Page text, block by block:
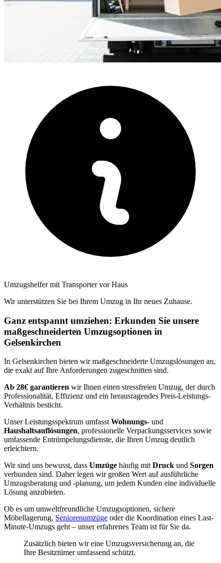
Umzugshelfer mit Transporter vor Haus
Wir unterstützen Sie bei Ihrem Umzug in Ihr neues Zuhause.
Ganz entspannt umziehen: Erkunden Sie unsere
maßgeschneiderten Umzugsoptionen in
Gelsenkirchen
In Gelsenkirchen bieten wir maßgeschneiderte Umzugslösungen an,
die exakt auf Ihre Anforderungen zugeschnitten sind.
Ab 28€ garantieren wir Ihnen einen stressfreien Umzug, der durch
Professionalität, Effizienz und ein herausragendes Preis-Leistungs-
Verhältnis besticht.
Unser Leistungsspektrum umfasst Wohnungs- und
Haushaltsauflösungen, professionelle Verpackungsservices sowie
umfassende Entrümpelungsdienste, die Ihren Umzug deutlich
erleichtern.
Wir sind uns bewusst, dass Umzüge häufig mit Druck und Sorgen
verbunden sind. Daher legen wir großen Wert auf ausführliche
Umzugsberatung und -planung, um jedem Kunden eine individuelle
Lösung anzubieten.
Ob es um umweltfreundliche Umzugsoptionen, sichere
Möbellagerung, Seniorenumzüge oder die Koordination eines Last-
Minute-Umzugs geht – unser erfahrenes Team ist für Sie da.
Zusätzlich bieten wir eine Umzugsversicherung an, die
Ihre Besitztümer umfassend schützt.